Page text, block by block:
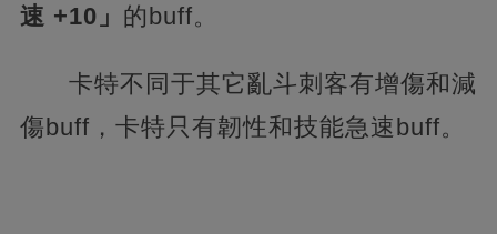
速 +10」 的buff。
卡特不同于其它亂斗刺客有增傷和減
傷buff，卡特只有韌性和技能急速buff。